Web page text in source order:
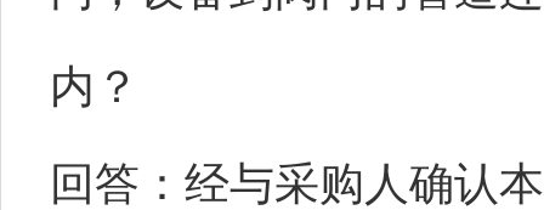
内？
回答：经与采购人确认